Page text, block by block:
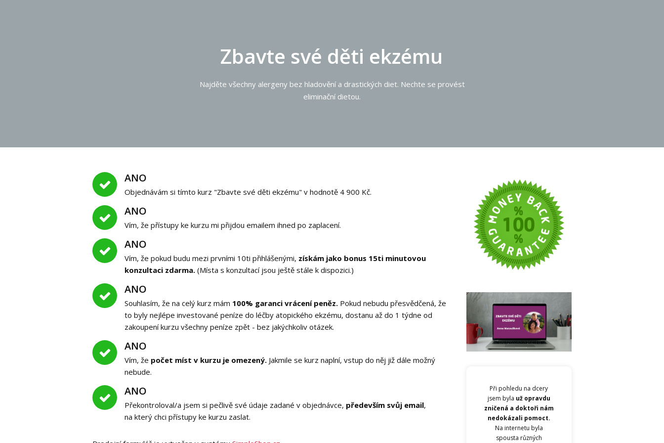
Zbavte své děti ekzému
Najděte všechny alergeny bez hladovění a drastických diet. Nechte se provést
eliminační dietou.
ANO
Objednávám si tímto kurz "Zbavte své děti ekzému" v hodnotě 4 900 Kč.
ANO
Vím, že přístupy ke kurzu mi přijdou emailem ihned po zaplacení.
ANO
Vím, že pokud budu mezi prvními 10ti přihlášenými, získám jako bonus 15ti minutovou
konzultaci zdarma. (Místa s konzultací jsou ještě stále k dispozici.)
ANO
Souhlasím, že na celý kurz mám 100% garanci vrácení peněz. Pokud nebudu přesvědčená, že
to byly nejlépe investované peníze do léčby atopického ekzému, dostanu až do 1 týdne od
zakoupení kurzu všechny peníze zpět - bez jakýchkoliv otázek.
ANO
Vím, že počet míst v kurzu je omezený. Jakmile se kurz naplní, vstup do něj již dále možný
nebude.
ANO
Překontroloval/a jsem si pečlivě své údaje zadané v objednávce, především svůj email,
na který chci přístupy ke kurzu zaslat.
Při pohledu na dcery
jsem byla už opravdu
zničená a doktoři nám
nedokázali pomoct.
Na internetu byla
spousta různých